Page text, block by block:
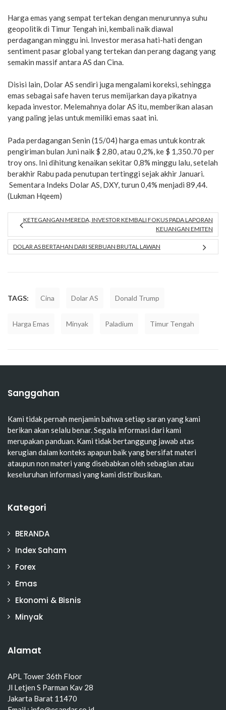
Harga emas yang sempat tertekan dengan menurunnya suhu
geopolitik di Timur Tengah ini, kembali naik diawal
perdagangan minggu ini. Investor merasa hati-hati dengan
sentiment pasar global yang tertekan dan perang dagang yang
semakin massif antara AS dan Cina.
Disisi lain, Dolar AS sendiri juga mengalami koreksi, sehingga
emas sebagai safe haven terus memijarkan daya pikatnya
kepada investor. Melemahnya dolar AS itu, memberikan alasan
yang paling jelas untuk memiliki emas saat ini.
Pada perdagangan Senin (15/04) harga emas untuk kontrak
pengiriman bulan Juni naik $ 2,80, atau 0,2%, ke $ 1,350.70 per
troy ons. Ini dihitung kenaikan sekitar 0,8% minggu lalu, setelah
berakhir Rabu pada penutupan tertinggi sejak akhir Januari.
Sementara Indeks Dolar AS, DXY, turun 0,4% menjadi 89,44.
(Lukman Hqeem)
KETEGANGAN MEREDA, INVESTOR KEMBALI FOKUS PADA LAPORAN
KEUANGAN EMITEN
DOLAR AS BERTAHAN DARI SERBUAN BRUTAL LAWAN
TAGS: Cina Dolar AS Donald Trump
Harga Emas Minyak Paladium Timur Tengah
Sanggahan
Kami tidak pernah menjamin bahwa setiap saran yang kami
berikan akan selalu benar. Segala informasi dari kami
merupakan panduan. Kami tidak bertanggung jawab atas
kerugian dalam konteks apapun baik yang bersifat materi
ataupun non materi yang disebabkan oleh sebagian atau
keseluruhan informasi yang kami distribusikan.
Kategori
BERANDA
Index Saham
Forex
Emas
Ekonomi & Bisnis
Minyak
Alamat
APL Tower 36th Floor
Jl Letjen S Parman Kav 28
Jakarta Barat 11470